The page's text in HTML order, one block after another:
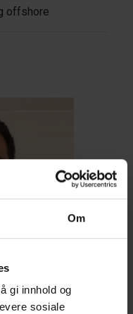
Om
gi innhold og
sosiale
offshore